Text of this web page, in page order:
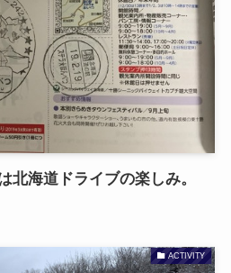
北海道ドライブの楽しみ。
ACTIVITY